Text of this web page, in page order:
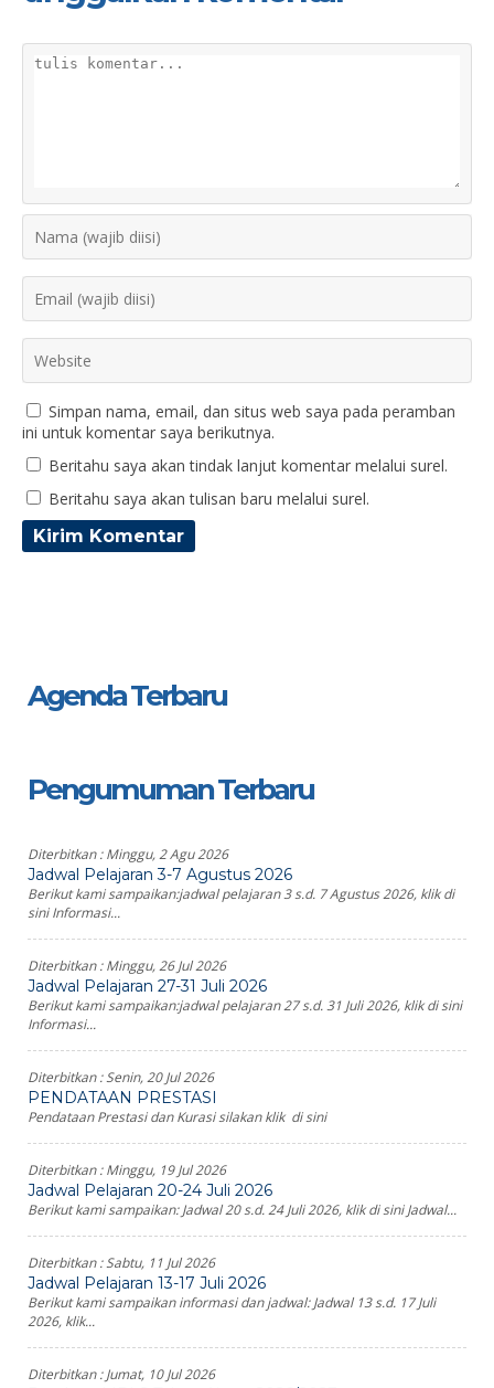
Simpan nama, email, dan situs web saya pada peramban
ini untuk komentar saya berikutnya.
Beritahu saya akan tindak lanjut komentar melalui surel.
Beritahu saya akan tulisan baru melalui surel.
Agenda Terbaru
Pengumuman Terbaru
Diterbitkan :Minggu, 2 Agu 2026
Jadwal Pelajaran 3-7 Agustus 2026
Berikut kami sampaikan:jadwal pelajaran 3 s.d. 7 Agustus 2026, klik di
sini Informasi...
Diterbitkan :Minggu, 26 Jul 2026
Jadwal Pelajaran 27-31 Juli 2026
Berikut kami sampaikan:jadwal pelajaran 27 s.d. 31 Juli 2026, klik di sini
Informasi...
Diterbitkan :Senin, 20 Jul 2026
PENDATAAN PRESTASI
Pendataan Prestasi dan Kurasi silakan klik di sini
Diterbitkan :Minggu, 19 Jul 2026
Jadwal Pelajaran 20-24 Juli 2026
Berikut kami sampaikan: Jadwal 20 s.d. 24 Juli 2026, klik di sini Jadwal...
Diterbitkan :Sabtu, 11 Jul 2026
Jadwal Pelajaran 13-17 Juli 2026
Berikut kami sampaikan informasi dan jadwal: Jadwal 13 s.d. 17 Juli
2026, klik...
Diterbitkan :Jumat, 10 Jul 2026